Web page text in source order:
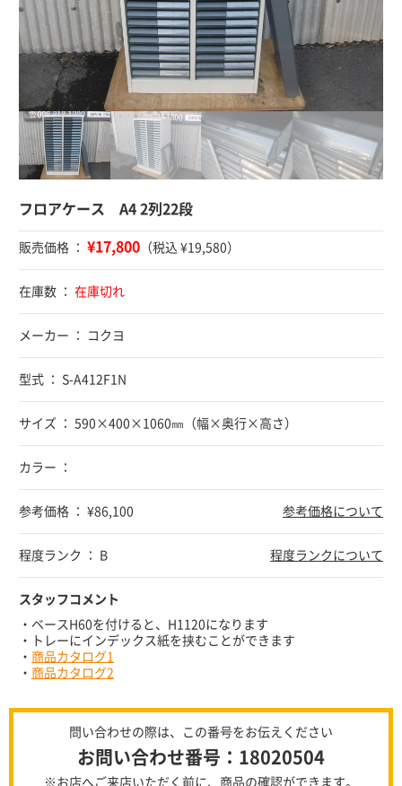
フロアケース A4 2列22段
販売価格 ： ¥17,800 （税込 ¥19,580）
在庫数 ： 在庫切れ
メーカー ： コクヨ
型式 ： S-A412F1N
サイズ ： 590×400×1060㎜（幅×奥行×高さ）
カラー ：
参考価格 ： ¥86,100 参考価格について
程度ランク ： B 程度ランクについて
スタッフコメント
・ベースH60を付けると、H1120になります
・トレーにインデックス紙を挟むことができます
・ 商品カタログ1
・ 商品カタログ2
問い合わせの際は、この番号をお伝えください
お問い合わせ番号：18020504
※お店へご来店いただく前に、商品の確認ができます。